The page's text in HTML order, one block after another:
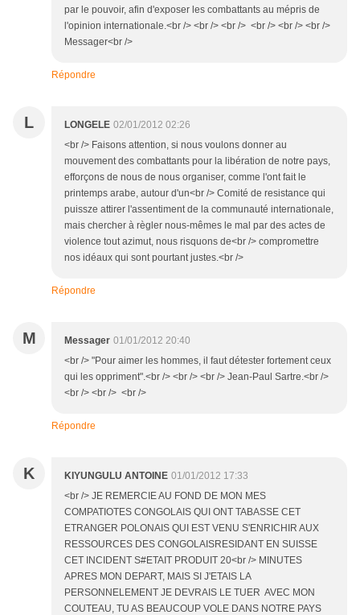
par le pouvoir, afin d'exposer les combattants au mépris de
l'opinion internationale.<br /> <br /> <br /> <br /> <br /> <br />
Messager<br />
Répondre
L LONGELE 02/01/2012 02:26
<br /> Faisons attention, si nous voulons donner au
mouvement des combattants pour la libération de notre pays,
efforçons de nous de nous organiser, comme l'ont fait le
printemps arabe, autour d'un<br /> Comité de resistance qui
puissze attirer l'assentiment de la communauté internationale,
mais chercher à règler nous-mêmes le mal par des actes de
violence tout azimut, nous risquons de<br /> compromettre
nos idéaux qui sont pourtant justes.<br />
Répondre
M Messager 01/01/2012 20:40
<br /> "Pour aimer les hommes, il faut détester fortement ceux
qui les oppriment".<br /> <br /> <br /> Jean-Paul Sartre.<br />
<br /> <br /> <br />
Répondre
K KIYUNGULU ANTOINE 01/01/2012 17:33
<br /> JE REMERCIE AU FOND DE MON MES
COMPATIOTES CONGOLAIS QUI ONT TABASSE CET
ETRANGER POLONAIS QUI EST VENU S'ENRICHIR AUX
RESSOURCES DES CONGOLAISRESIDANT EN SUISSE
CET INCIDENT S#ETAIT PRODUIT 20<br /> MINUTES
APRES MON DEPART, MAIS SI J'ETAIS LA
PERSONNELEMENT JE DEVRAIS LE TUER AVEC MON
COUTEAU, TU AS BEAUCOUP VOLE DANS NOTRE PAYS